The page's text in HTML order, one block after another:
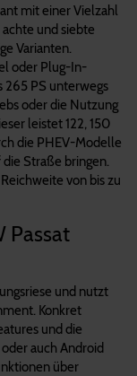
mit einer Vielzahl
und siebte
Varianten.
oder Plug-In-
265 PS unterwegs
oder die Nutzung
leistet 122, 150
die PHEV-Modelle
Straße bringen.
von bis zu
Passat
und nutzt
Konkret
und die
auch Android
über